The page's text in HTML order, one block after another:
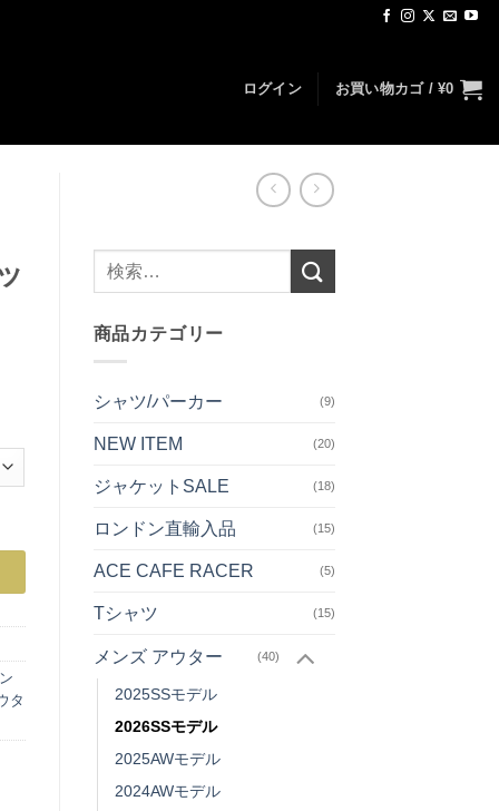
ログイン お買い物カゴ /¥0
象:
商品カテゴリー
シャツ/パーカー (9)
NEW ITEM (20)
ジャケットSALE (18)
ロンドン直輸入品 (15)
ACE CAFE RACER (5)
Tシャツ (15)
メンズ アウター (40)
2025SSモデル
2026SSモデル
2025AWモデル
2024AWモデル
タ